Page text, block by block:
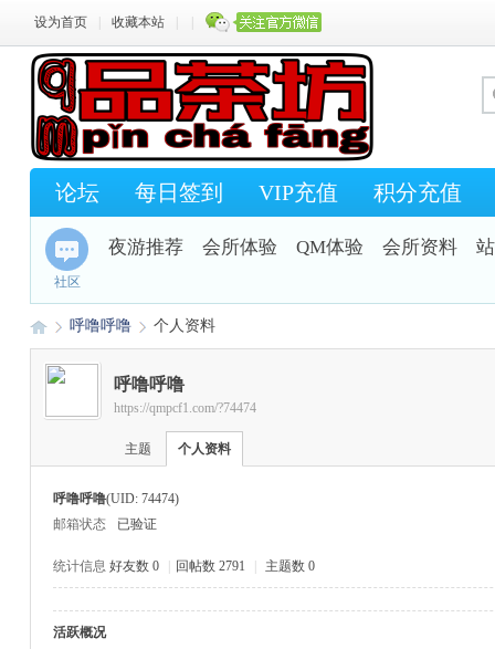
设为首页 收藏本站
论坛 每日签到 VIP充值 积分充值
社区
夜游推荐 会所体验 QM体验 会所资料
›
呼噜呼噜 个人资料
呼噜呼噜
https://qmpcf1.com/?74474
主题 个人资料
呼噜呼噜(UID: 74474)
邮箱状态
已验证
统计信息 好友数 0 回帖数 2791 主题数 0
活跃概况